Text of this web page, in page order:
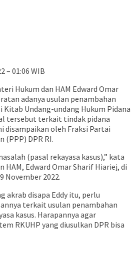
– 01:06 WIB
Hukum dan HAM Edward Omar
adanya usulan penambahan
Kitab Undang-undang Hukum Pidana
tersebut terkait tindak pidana
disampaikan oleh Fraksi Partai
(PPP) DPR RI.
(pasal rekayasa kasus),” kata
HAM, Edward Omar Sharif Hiariej, di
November 2022.
akrab disapa Eddy itu, perlu
terkait usulan penambahan
kasus. Harapannya agar
RKUHP yang diusulkan DPR bisa